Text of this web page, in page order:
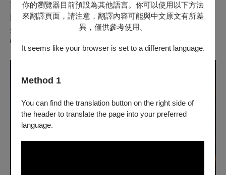
你的瀏覽器目前預設為其他語言。你可以使用以下方法
來翻譯頁面，請注意，翻譯內容可能與中文原文有所差
異，僅供參考使用。
It seems like your browser is set to a different language.
Method 1
You can find the translation button on the right side of
the header to translate the page into your preferred
language.
而拉特利與台灣的淵源也深，2011年首次訪台，彈奏台北
國家音樂廳的管風琴，衛武營除了興建時請他擔任顧問之
外，2019年也曾邀他舉辦獨奏會，今年國際管風琴節，拉
特利將帶來三場風格截然不同的管風琴饗宴。